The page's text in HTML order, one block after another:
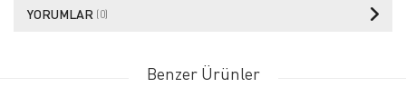
YORUMLAR (0)
Benzer Ürünler